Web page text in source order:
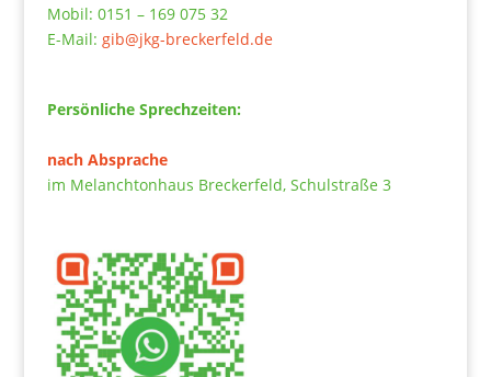
Mobil: 0151 – 169 075 32
E-Mail: gib@jkg-breckerfeld.de
Persönliche Sprechzeiten:
nach Absprache
im Melanchtonhaus Breckerfeld, Schulstraße 3